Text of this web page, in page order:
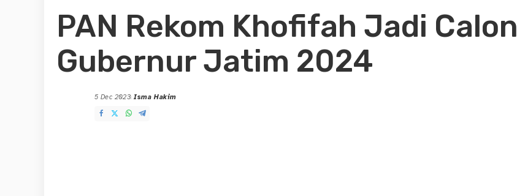
PAN Rekom Khofifah Jadi Calon
Gubernur Jatim 2024
5 Dec 2023
Posted
by
Isma Hakim